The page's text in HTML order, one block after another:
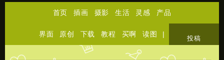
首页 插画 摄影 生活 灵感 产品
界面 原创 下载 教程 买啊 读图 |
投稿